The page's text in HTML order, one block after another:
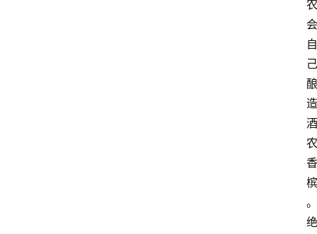
农
会
自
己
酿
造
酒
农
香
槟
。
绝